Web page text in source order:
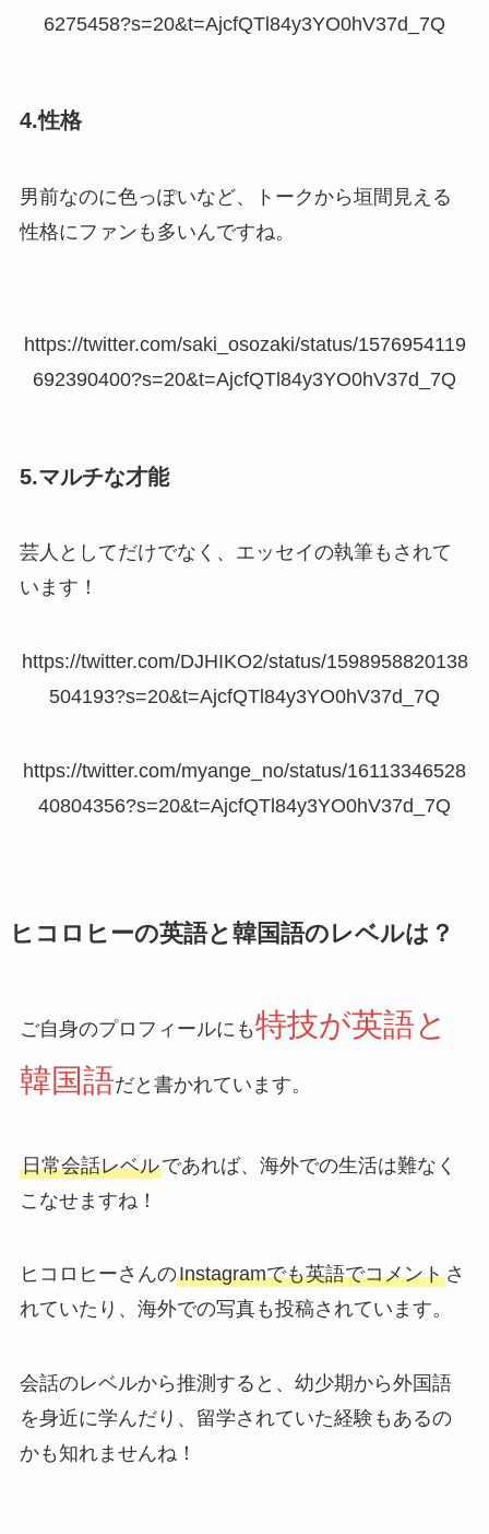
6275458?s=20&t=AjcfQTl84y3YO0hV37d_7Q
4.性格
男前なのに色っぽいなど、トークから垣間見える
性格にファンも多いんですね。
https://twitter.com/saki_osozaki/status/1576954119
692390400?s=20&t=AjcfQTl84y3YO0hV37d_7Q
5.マルチな才能
芸人としてだけでなく、エッセイの執筆もされて
います！
https://twitter.com/DJHIKO2/status/1598958820138
504193?s=20&t=AjcfQTl84y3YO0hV37d_7Q
https://twitter.com/myange_no/status/16113346528
40804356?s=20&t=AjcfQTl84y3YO0hV37d_7Q
ヒコロヒーの英語と韓国語のレベルは？
ご自身のプロフィールにも特技が英語と
韓国語だと書かれています。
日常会話レベルであれば、海外での生活は難なく
こなせますね！
ヒコロヒーさんのInstagramでも英語でコメントさ
れていたり、海外での写真も投稿されています。
会話のレベルから推測すると、幼少期から外国語
を身近に学んだり、留学されていた経験もあるの
かも知れませんね！